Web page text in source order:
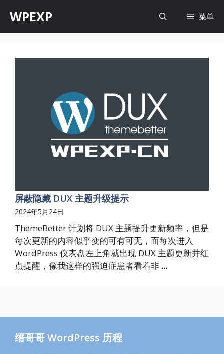
内
WPEXP 菜单
屏蔽隐藏 DUX 主题升级提示
2024年5月24日
ThemeBetter 计划将 DUX 主题提升更新频率，但是
每次更新的内容似乎变的可有可无，而每次进入
WordPress 仪表盘左上角就出现 DUX 主题更新并红
点提醒，像我这样的强迫症患者看着非 ...
缙哥哥 WordPress 历程